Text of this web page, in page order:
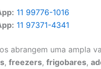
11 99776-1016
11 97371-4341
abrangem uma ampla
, freezers, frigobares,